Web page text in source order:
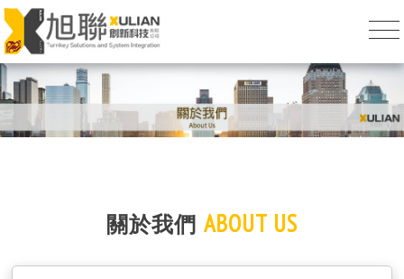
關於我們 ABOUT US